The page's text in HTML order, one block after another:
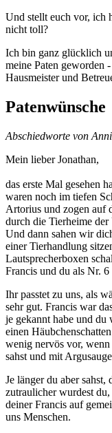
Und stellt euch vor, ich
nicht toll?
Ich bin ganz glücklich
meine Paten geworden
Hausmeister und
Patenwünsche
Abschiedworte von
Mein lieber Jonathan,
das erste Mal gesehen
waren noch im tiefen
Artorius und zogen auf
durch die Tierheime der
Und dann sahen wir
einer Tierhandlung
Lautsprecherboxen
Francis und du als Nr.
Ihr passtet zu uns, als
sehr gut. Francis war
je gekannt habe und du
einen
wenig nervös vor, wenn
sahst und mit
Je länger du aber sahst,
zutraulicher wurdest
deiner Francis auf
uns Menschen.